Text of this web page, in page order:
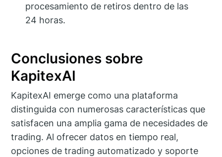
procesamiento de retiros dentro de las
24 horas.
Conclusiones sobre
KapitexAI
KapitexAI emerge como una plataforma
distinguida con numerosas características que
satisfacen una amplia gama de necesidades de
trading. Al ofrecer datos en tiempo real,
opciones de trading automatizado y soporte